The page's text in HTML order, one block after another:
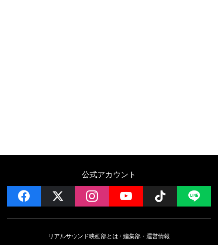
公式アカウント
facebook instagramYouTube Follow
リアルサウンド映画部とは 編集部・運営情報